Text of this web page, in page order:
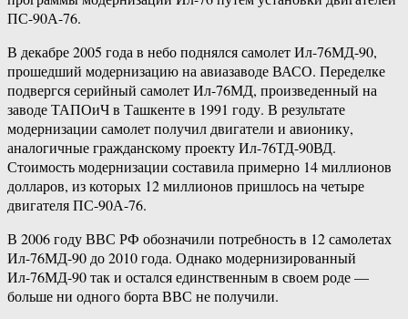
ПС-90А-76.
В декабре 2005 года в небо поднялся самолет Ил-76МД-90,
прошедший модернизацию на авиазаводе ВАСО. Переделке
подвергся серийный самолет Ил-76МД, произведенный на
заводе ТАПОиЧ в Ташкенте в 1991 году. В результате
модернизации самолет получил двигатели и авионику,
аналогичные гражданскому проекту Ил-76ТД-90ВД.
Стоимость модернизации составила примерно 14 миллионов
долларов, из которых 12 миллионов пришлось на четыре
двигателя ПС-90А-76.
В 2006 году ВВС РФ обозначили потребность в 12 самолетах
Ил-76МД-90 до 2010 года. Однако модернизированный
Ил-76МД-90 так и остался единственным в своем роде —
больше ни одного борта ВВС не получили.